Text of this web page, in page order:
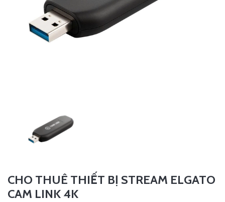
CHO THUÊ THIẾT BỊ STREAM ELGATO
CAM LINK 4K